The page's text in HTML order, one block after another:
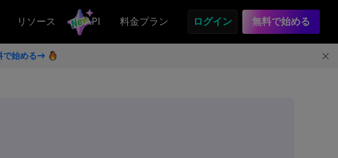
リソース API 料金プラン ログイン 無料で始める
で始める→